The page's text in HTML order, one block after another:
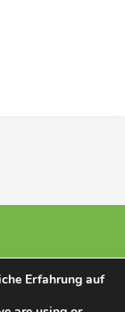
Erfahrung auf